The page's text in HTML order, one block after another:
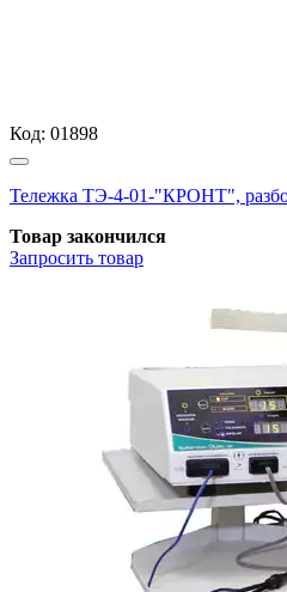
Код: 01898
Тележка ТЭ-4-01-"КРОНТ",
Товар закончился
Запросить товар